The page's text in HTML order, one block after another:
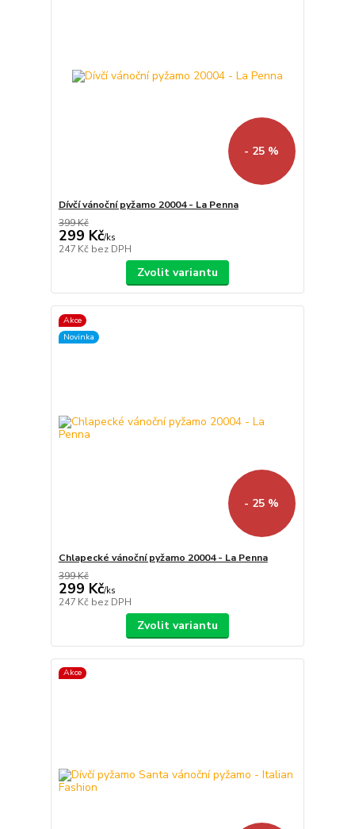
- 25 %
Dívčí vánoční pyžamo 20004 - La Penna
399 Kč
299 Kč/ks
247 Kč bez DPH
Zvolit variantu
Akce
Novinka
- 25 %
Chlapecké vánoční pyžamo 20004 - La Penna
399 Kč
299 Kč/ks
247 Kč bez DPH
Zvolit variantu
Akce